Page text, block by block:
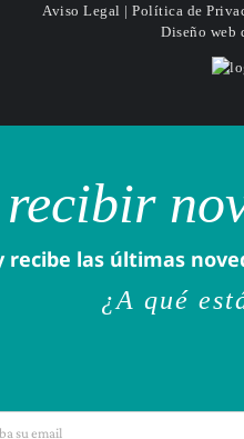
Aviso Legal |Política de
Diseño web
las últimas
¿A qué